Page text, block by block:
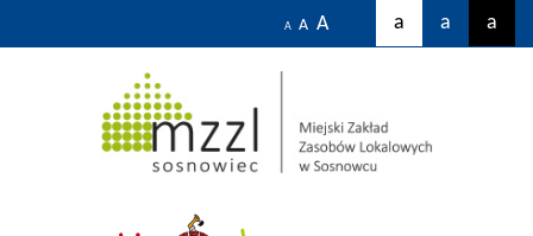
A A A a a a